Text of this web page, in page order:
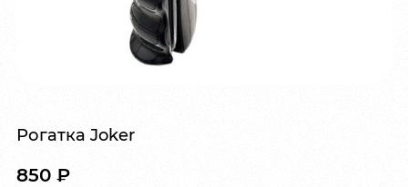
Рогатка Joker
850 ₽